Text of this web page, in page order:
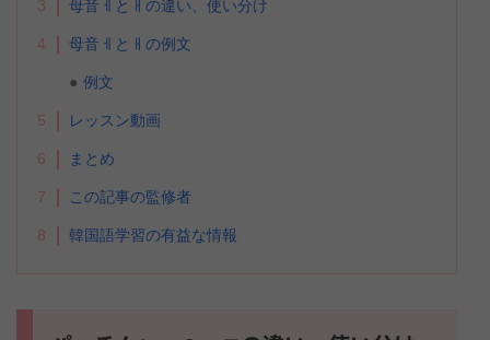
3 母音ㅔとㅐの違い、使い分け
4 母音ㅔとㅐの例文
例文
5 レッスン動画
6 まとめ
7 この記事の監修者
8 韓国語学習の有益な情報